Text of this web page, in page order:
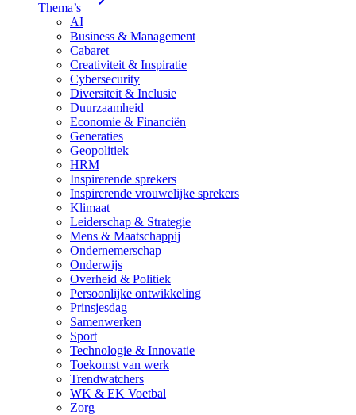
Thema’s
AI
Business & Management
Cabaret
Creativiteit & Inspiratie
Cybersecurity
Diversiteit & Inclusie
Duurzaamheid
Economie & Financiën
Generaties
Geopolitiek
HRM
Inspirerende sprekers
Inspirerende vrouwelijke sprekers
Klimaat
Leiderschap & Strategie
Mens & Maatschappij
Ondernemerschap
Onderwijs
Overheid & Politiek
Persoonlijke ontwikkeling
Prinsjesdag
Samenwerken
Sport
Technologie & Innovatie
Toekomst van werk
Trendwatchers
WK & EK Voetbal
Zorg